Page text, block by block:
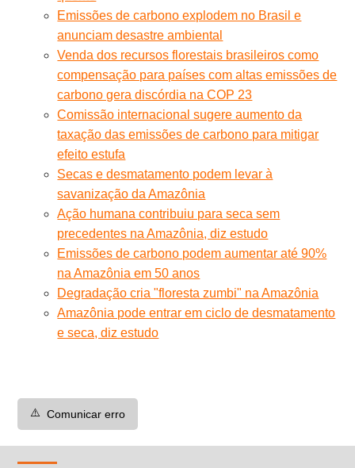
Emissões de carbono explodem no Brasil e
anunciam desastre ambiental
Venda dos recursos florestais brasileiros como
compensação para países com altas emissões de
carbono gera discórdia na COP 23
Comissão internacional sugere aumento da
taxação das emissões de carbono para mitigar
efeito estufa
Secas e desmatamento podem levar à
savanização da Amazônia
Ação humana contribuiu para seca sem
precedentes na Amazônia, diz estudo
Emissões de carbono podem aumentar até 90%
na Amazônia em 50 anos
Degradação cria "floresta zumbi" na Amazônia
Amazônia pode entrar em ciclo de desmatamento
e seca, diz estudo
⚠️ Comunicar erro